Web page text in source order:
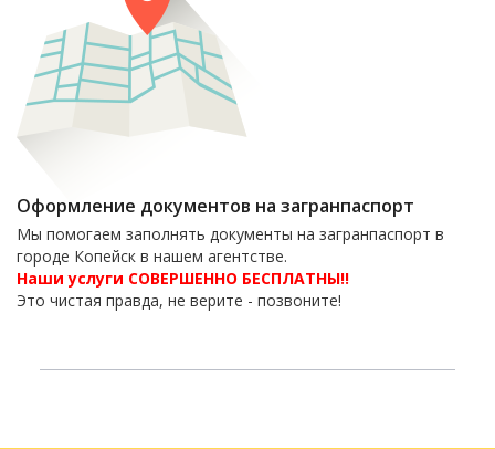
Оформление документов на загранпаспорт
Мы помогаем заполнять документы на загранпаспорт в
городе Копейск в нашем агентстве.
Наши услуги СОВЕРШЕННО БЕСПЛАТНЫ!!
Это чистая правда, не верите - позвоните!